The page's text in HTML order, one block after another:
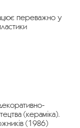
переважно у
(кераміка).
(1986)